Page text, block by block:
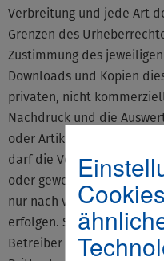
Verbreitung und jede Art
Grenzen des
Zustimmung des
Downloads und Kopien
privaten, nicht
Nachdruck und die
oder Artikeln ist mit
darf die Veröffentlichung
oder gewerbliche
nur nach vorheriger
erfolgen. Soweit die
Betreiber erstellt wurden,